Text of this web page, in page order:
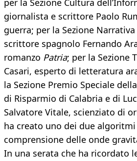
per la Sezione Cultura
giornalista e scrittore Paolo
guerra; per la Sezione
scrittore spagnolo Fernando
romanzo Patria; per la Sezione
Casari, esperto di letteratura
la Sezione Premio Speciale
di Risparmio di Calabria e di
Salvatore Vitale, scienziato di
ha creato uno dei due
comprensione delle onde
In una serata che ha ricordato